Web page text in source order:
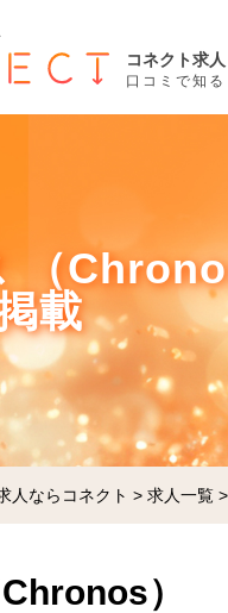
コネクト求人
口コミで知
（
載
人ならコネクト > 求人一覧 >
）